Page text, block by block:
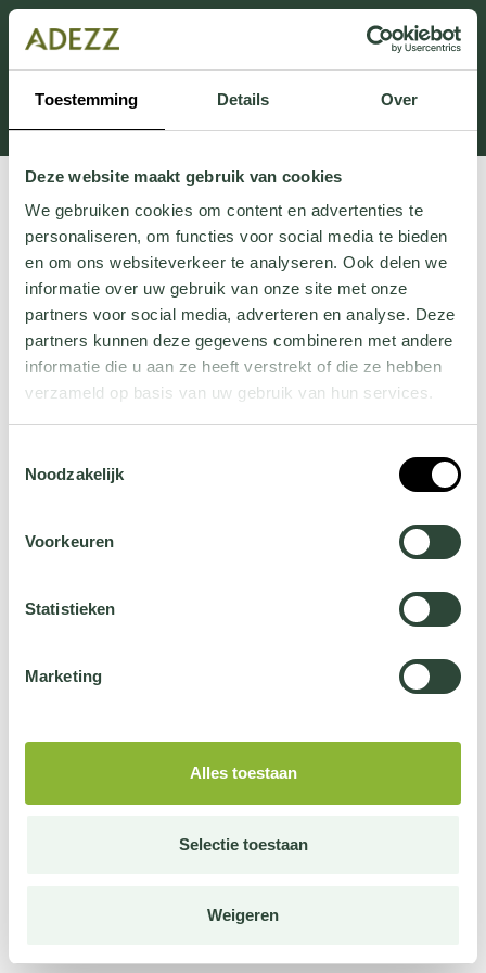
Toestemming Details Over
Deze website maakt gebruik van cookies
We gebruiken cookies om content en advertenties te
personaliseren, om functies voor social media te bieden
en om ons websiteverkeer te analyseren. Ook delen we
informatie over uw gebruik van onze site met onze
partners voor social media, adverteren en analyse. Deze
partners kunnen deze gegevens combineren met andere
informatie die u aan ze heeft verstrekt of die ze hebben
verzameld op basis van uw gebruik van hun services.
jehier.
Noodzakelijk
Voorkeuren
Statistieken
Marketing
Alles toestaan
Selectie toestaan
Weigeren
Dieser Abschnitt wird derzeit gewartet.
Wenn Sie Informationen vermissen, können Sie uns
unter +31 413 395 294 anrufen oder uns unter